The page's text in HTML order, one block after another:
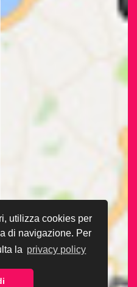
utilizza cookies per
di navigazione. Per
la privacy policy